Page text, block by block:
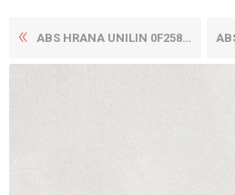
ABS HRANA UNILIN 0F258 M02 ...